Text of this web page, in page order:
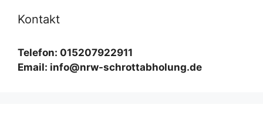
Kontakt
Telefon: 015207922911
Email: info@nrw-schrottabholung.de